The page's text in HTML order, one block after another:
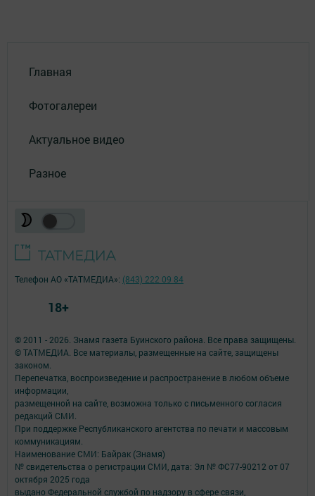
Главная
Фотогалереи
Актуальное видео
Разное
© 2011 - 2026. Знамя газета Буинского района. Все права защищены.
© ТАТМЕДИА. Все материалы, размещенные на сайте, защищены
законом.
Перепечатка, воспроизведение и распространение в любом объеме
информации,
размещенной на сайте, возможна только с письменного согласия
редакций СМИ.
При поддержке Республиканского агентства по печати и массовым
коммуникациям.
Наименование СМИ: Байрак (Знамя)
№ свидетельства о регистрации СМИ, дата: Эл № ФС77-90212 от 07
октября 2025 года
выдано Федеральной службой по надзору в сфере связи,
Телефон АО «ТАТМЕДИА»: (843) 222 09 84
18+